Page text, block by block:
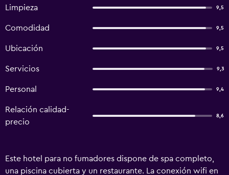
Limpieza 9,5
Comodidad 9,5
Ubicación 9,5
Servicios 9,3
Personal 9,4
Relación calidad-
precio
8,6
Este hotel para no fumadores dispone de spa completo,
una piscina cubierta y un restaurante. La conexión wifi en